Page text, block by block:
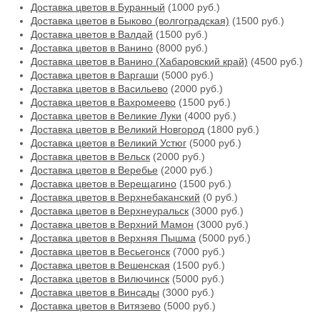
Доставка цветов в Буранный (1000 руб.)
Доставка цветов в Быково (волгоградская) (1500 руб.)
Доставка цветов в Валдай (1500 руб.)
Доставка цветов в Ванино (8000 руб.)
Доставка цветов в Ванино (Хабаровский край) (4500 руб.)
Доставка цветов в Варгаши (5000 руб.)
Доставка цветов в Васильево (2000 руб.)
Доставка цветов в Вахромеево (1500 руб.)
Доставка цветов в Великие Луки (4000 руб.)
Доставка цветов в Великий Новгород (1800 руб.)
Доставка цветов в Великий Устюг (5000 руб.)
Доставка цветов в Вельск (2000 руб.)
Доставка цветов в Веребье (2000 руб.)
Доставка цветов в Верещагино (1500 руб.)
Доставка цветов в Верхнебаканский (0 руб.)
Доставка цветов в Верхнеуральск (3000 руб.)
Доставка цветов в Верхний Мамон (3000 руб.)
Доставка цветов в Верхняя Пышма (5000 руб.)
Доставка цветов в Весьегонск (7000 руб.)
Доставка цветов в Вешенская (1500 руб.)
Доставка цветов в Вилючинск (5000 руб.)
Доставка цветов в Винсады (3000 руб.)
Доставка цветов в Витязево (5000 руб.)